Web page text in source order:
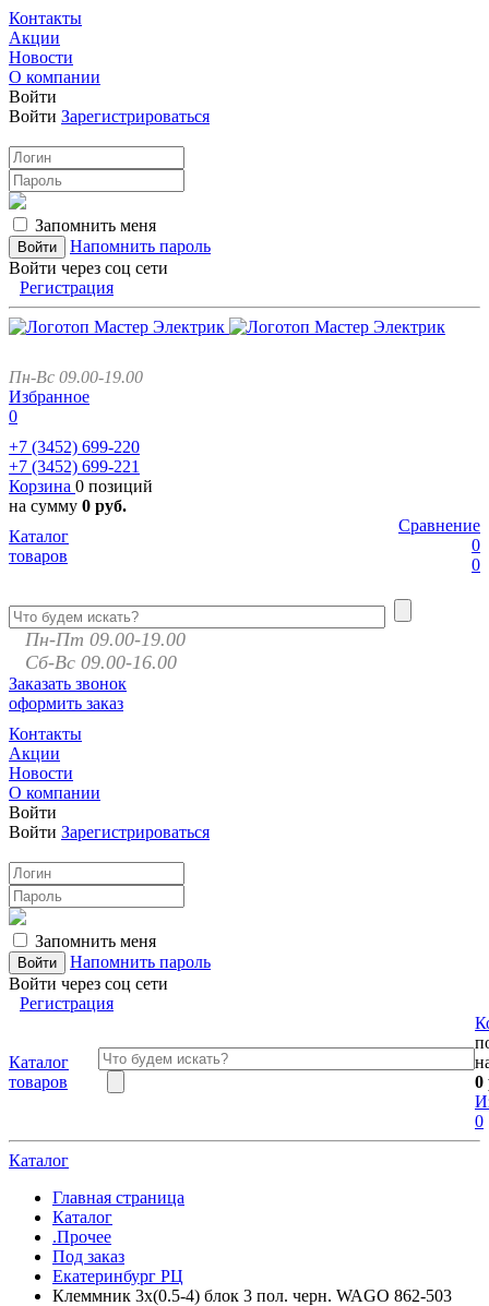
Контакты
Акции
Новости
О компании
Войти
Войти Зарегистрироваться
Запомнить меня
Напомнить пароль
Войти через соц сети
Регистрация
Пн-Вс 09.00-19.00
Избранное
0
+7 (3452) 699-220
+7 (3452) 699-221
Корзина 0 позиций
на сумму 0 руб.
Сравнение
0
0
Каталог
товаров
Пн-Пт 09.00-19.00
Сб-Вс 09.00-16.00
Заказать звонок
оформить заказ
Контакты
Акции
Новости
О компании
Войти
Войти Зарегистрироваться
Запомнить меня
Напомнить пароль
Войти через соц сети
Регистрация
Каталог
товаров
0
0
Каталог
Главная страница
Каталог
.Прочее
Под заказ
Екатеринбург РЦ
Клеммник 3х(0.5-4) блок 3 пол. черн. WAGO 862-503